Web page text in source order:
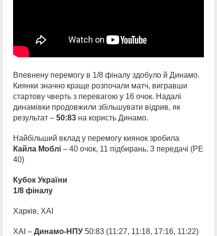
Впевнену перемогу в 1/8 фіналу здобуло й Динамо.
Киянки значно краще розпочали матч, вигравши
стартову чверть з перевагою у 16 очок. Надалі
динамівки продовжили збільшувати відрив, як
результат – 50:83 на користь Динамо.
Найбільший вклад у перемогу киянок зробила
Кайла Моблі – 40 очок, 11 підбирань, 3 передачі (РЕ
40)
Кубок України
1/8 фіналу
Харків, ХАІ
ХАІ – Динамо-НПУ 50:83 (11:27, 11:18, 17:16, 11:22)